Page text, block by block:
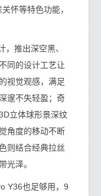
怀等特色功能，
推出深空黑、
同的设计工艺让
视觉观感，满足
邃不失轻盈；奇
立体球形景深纹
角度的移动不断
则结合经典拉丝
光泽。
Y36也足够用，9